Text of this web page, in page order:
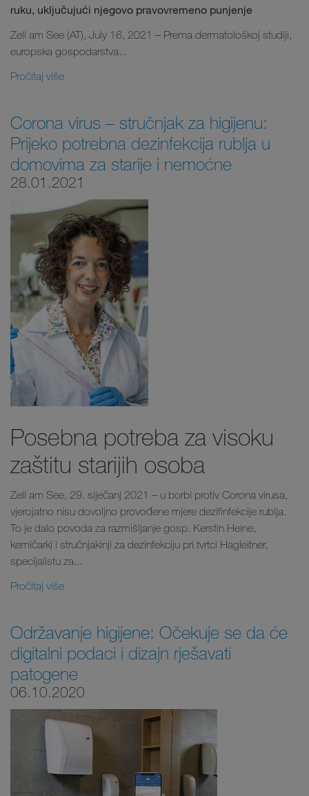
ruku, uključujući njegovo pravovremeno punjenje
Zell am See (AT), July 16, 2021 – Prema dermatološkoj studiji,
europska gospodarstva...
Pročitaj više
Corona virus – stručnjak za higijenu:
Prijeko potrebna dezinfekcija rublja u
domovima za starije i nemoćne
28.01.2021
Posebna potreba za visoku
zaštitu starijih osoba
Zell am See, 29. siječanj 2021 – u borbi protiv Corona virusa,
vjerojatno nisu dovoljno provođene mjere dezifinfekcije rublja.
To je dalo povoda za razmišljanje gosp. Kerstin Heine,
kemičarki i stručnjakinji za dezinfekciju pri tvrtci Hagleitner,
specijalistu za...
Pročitaj više
Održavanje higijene: Očekuje se da će
digitalni podaci i dizajn rješavati
patogene
06.10.2020